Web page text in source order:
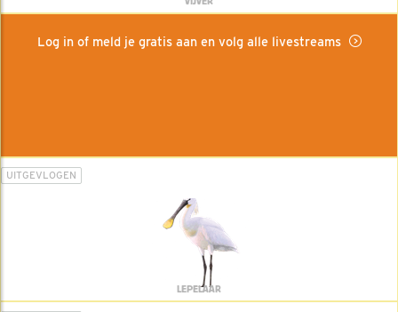
Log in of meld je gratis aan en volg alle livestreams
UITGEVLOGEN
LEPELAAR